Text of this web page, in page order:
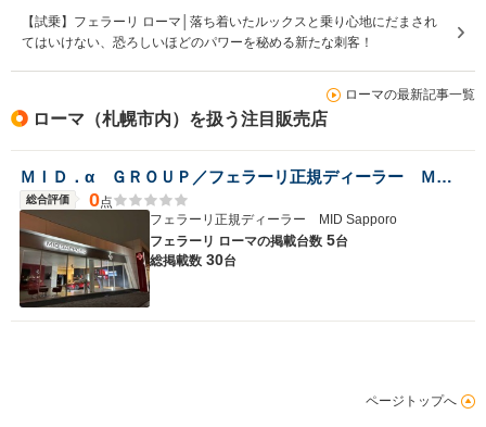
【試乗】フェラーリ ローマ│落ち着いたルックスと乗り心地にだまされ
てはいけない、恐ろしいほどのパワーを秘める新たな刺客！
ローマの最新記事一覧
ローマ（札幌市内）を扱う注目販売店
ＭＩＤ．α ＧＲＯＵＰ／フェラーリ正規ディーラー ＭＩＤ Ｓａｐｐｏｒｏ／株式会社ＭＩＤ ＡＬＦＡ
総合評価 0点
フェラーリ正規ディーラー MID Sapporo
フェラーリ ローマの掲載台数 5台
総掲載数 30台
ページトップへ